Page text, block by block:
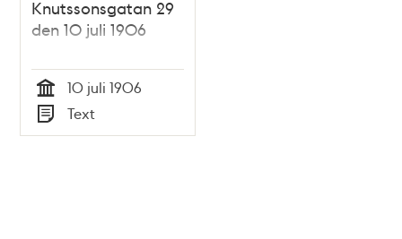
Knutssonsgatan 29
den 10 juli 1906
Tid
10 juli 1906
Typ
Text